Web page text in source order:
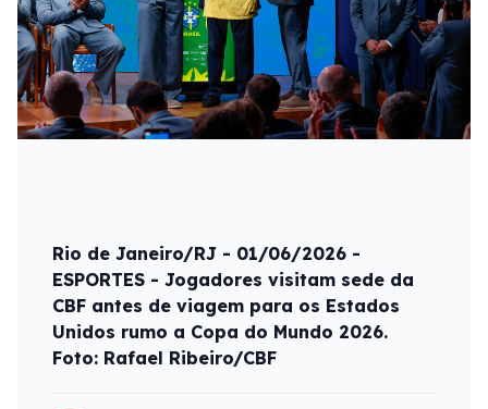
Rio de Janeiro/RJ - 01/06/2026 -
ESPORTES - Jogadores visitam sede da
CBF antes de viagem para os Estados
Unidos rumo a Copa do Mundo 2026.
Foto: Rafael Ribeiro/CBF